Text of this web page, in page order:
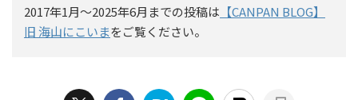
2017年1月〜2025年6月までの投稿は 【CANPAN BLOG】
旧 海山にこいまをご覧ください。